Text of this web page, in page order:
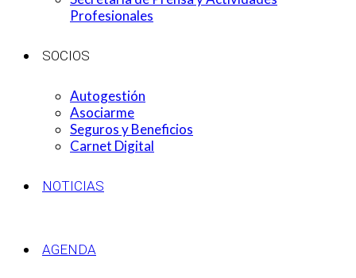
Profesionales
SOCIOS
Autogestión
Asociarme
Seguros y Beneficios
Carnet Digital
NOTICIAS
AGENDA